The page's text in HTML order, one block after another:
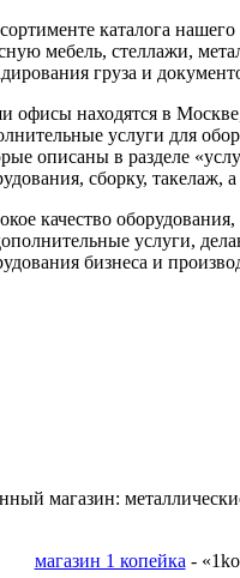
каталога
мебель, стеллажи,
груза и
офисы находятся в
услуги для
описаны в разделе
сборку, такелаж,
качество
услуги,
бизнеса и
магазин:
магазин 1 копейка -